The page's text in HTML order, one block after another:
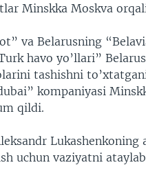
Minskka Moskva
va Belarusning
havo yo’llari”
tashishni
kompaniyasi
qildi.
uchun vaziyatni